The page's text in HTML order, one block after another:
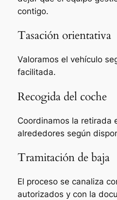
contigo.
Tasación orientativa
Valoramos el vehículo
facilitada.
Recogida del coche
Coordinamos la retirada
alrededores según
Tramitación de baja
El proceso se canaliza
autorizados y con la